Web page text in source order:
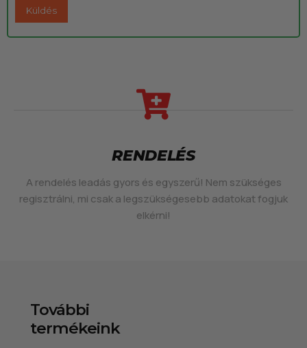
RENDELÉS
A rendelés leadás gyors és egyszerű! Nem szükséges
regisztrálni, mi csak a legszükségesebb adatokat fogjuk
elkérni!
További
termékeink